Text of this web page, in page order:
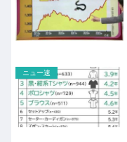
ニュー速